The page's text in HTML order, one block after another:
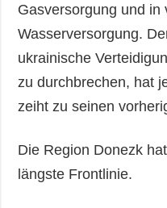
Gasversorgung und in
Wasserversorgung.
ukrainische
zu durchbrechen, hat
zeiht zu seinen
Die Region Donezk
längste Frontlinie.